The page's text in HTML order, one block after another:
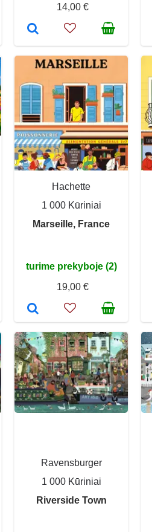
14,00 €
Hachette
1 000 Kūriniai
Marseille, France
turime prekyboje (2)
19,00 €
Ravensburger
1 000 Kūriniai
Riverside Town